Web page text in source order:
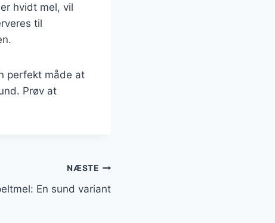
hvidt mel, vil
til
perfekt måde at
Prøv at
NÆSTE
En sund variant